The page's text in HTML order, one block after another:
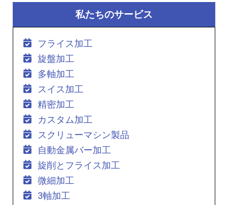
私たちのサービス
フライス加工
旋盤加工
多軸加工
スイス加工
精密加工
カスタム加工
スクリューマシン製品
自動金属バー加工
旋削とフライス加工
微細加工
3軸加工